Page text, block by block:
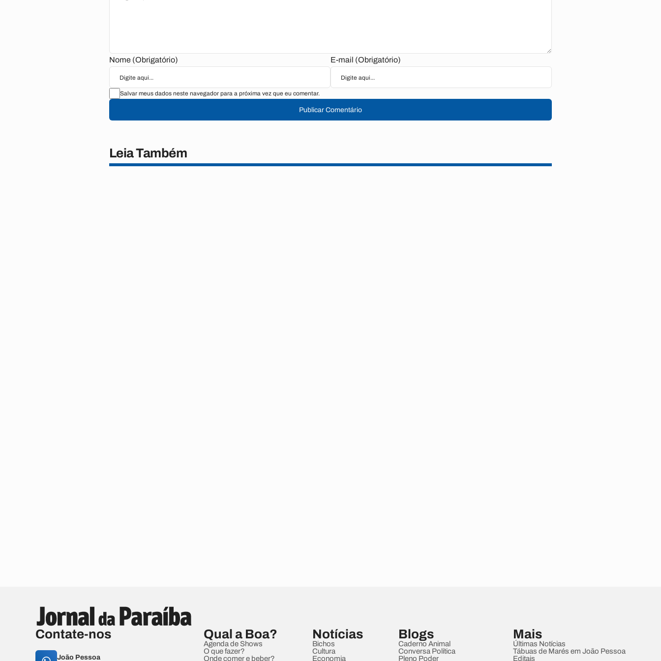
Nome (Obrigatório) E-mail (Obrigatório)
Salvar meus dados neste navegador para a próxima vez que eu comentar.
Publicar Comentário
Leia Também
Contate-nos
João Pessoa
Qual a Boa?
Agenda de Shows
O que fazer?
Onde comer e beber?
Notícias
Bichos
Cultura
Economia
Blogs
Caderno Animal
Conversa Política
Pleno Poder
Mais
Últimas Notícias
Tábuas de Marés em João Pessoa
Editais